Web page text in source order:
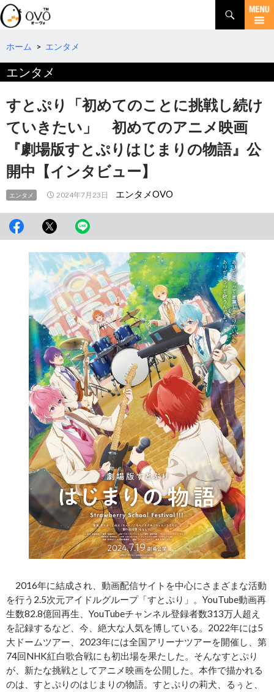
検
索
コ
テ
へ
ホーム > エンタメ
エンタメ
すとぷり「初めてのことに挑戦し続け
ていきたい」 初めてのアニメ映画
『劇場版すとぷりはじまりの物語』公
開中【インタビュー】
エンタメ 2024年7月23日 エンタメOVO
2016年に結成され、動画配信サイトを中心にさまざまな活動
を行う2.5次元アイドルグループ「すとぷり」。YouTube動画再
生数82.8億回再生、YouTubeチャンネル登録者数313万人超え
を記録するなど、今、絶大な人気を博している。2022年には5
大ドームツアー、2023年には全国アリーナツアーを開催し、第
74回NHK紅白歌合戦にも初出場を果たした。そんなすとぷり
が、新たな挑戦としてアニメ映画を公開した。本作で描かれる
のは、すとぷりのはじまりの物語。すとぷりの莉犬、るぅと、